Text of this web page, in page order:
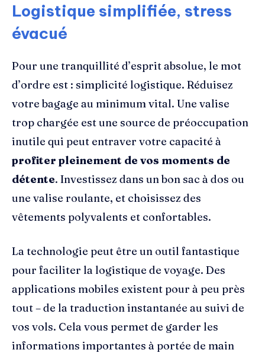
Logistique simplifiée, stress
évacué
Pour une tranquillité d’esprit absolue, le mot
d’ordre est : simplicité logistique. Réduisez
votre bagage au minimum vital. Une valise
trop chargée est une source de préoccupation
inutile qui peut entraver votre capacité à
profiter pleinement de vos moments de
détente. Investissez dans un bon sac à dos ou
une valise roulante, et choisissez des
vêtements polyvalents et confortables.
La technologie peut être un outil fantastique
pour faciliter la logistique de voyage. Des
applications mobiles existent pour à peu près
tout – de la traduction instantanée au suivi de
vos vols. Cela vous permet de garder les
informations importantes à portée de main